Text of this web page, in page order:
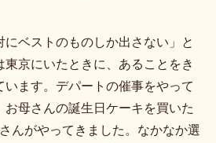
ベストのものしか出さない」と
京にいたときに、あることをき
います。デパートの催事をやって
母さんの誕生日ケーキを買いた
んがやってきました。なかなか選